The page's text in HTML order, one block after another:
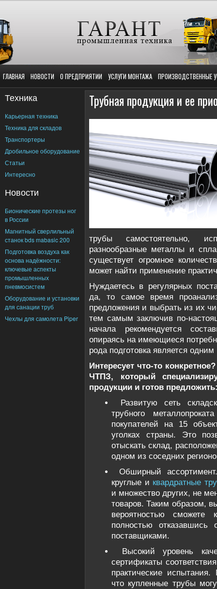
ГЛАВНАЯ НОВОСТИ О ПРЕДПРИЯТИИ УСЛУГИ МОНТАЖА ПРОИЗВОДСТВЕННЫЕ
Техника
Карьерная техника
Техника для складов
Транспортеры
Дробильное оборудование
Статьи
Интересно
Новости
Бионические протезы ног
в России
Магнитный сверлильный
станок bds mabasic 200
Подготовка воздуха как
основа надёжности:
ключевые аспекты
промышленных
пневмосистем
Оборудование и установки
для санации труб
Чехлы для самолета Piper
Трубная продукция и ее
трубы самостоятельно,
разнообразные металлы и
существует огромное
может найти применение
Нуждаетесь в регулярных
да, то самое время
предложения и выбрать из их
тем самым заключив по-
начала рекомендуется
опираясь на имеющиеся
рода подготовка является
Интересует что-то
ЧТПЗ, который
продукции и готов
Развитую сеть
трубного
покупателей на 15
уголках страны. Это
отыскать склад,
одном из соседних
Обширный
круглые и квардратные
и множество других, не
товаров. Таким образом,
вероятностью
полностью отказавшись
поставщиками.
Высокий уровень
сертификаты
практические
что купленные трубы